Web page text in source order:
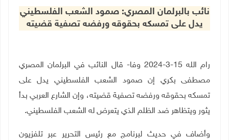
نائب بالبرلمان المصري: صمود الشعب الفلسطيني
يدل على تمسكه بحقوقه ورفضه تصفية قضيته
رام الله 15-3-2024 وفا- قال النائب في البرلمان المصري
مصطفى بكري إن صمود الشعب الفلسطيني يدل على
تمسكه بحقوقه ورفضه تصفية قضيته، وإن الشارع العربي بدأ
يثور ويتظاهر ضد الظلم الذي يتعرض له الشعب الفلسطيني.
وأضاف في حديث لبرنامج مع رئيس التحرير عبر تلفزيون